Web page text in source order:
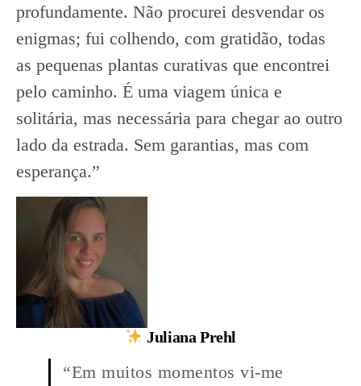
profundamente. Não procurei desvendar os
enigmas; fui colhendo, com gratidão, todas
as pequenas plantas curativas que encontrei
pelo caminho. É uma viagem única e
solitária, mas necessária para chegar ao outro
lado da estrada. Sem garantias, mas com
esperança.”
Juliana Prehl
“Em muitos momentos vi-me